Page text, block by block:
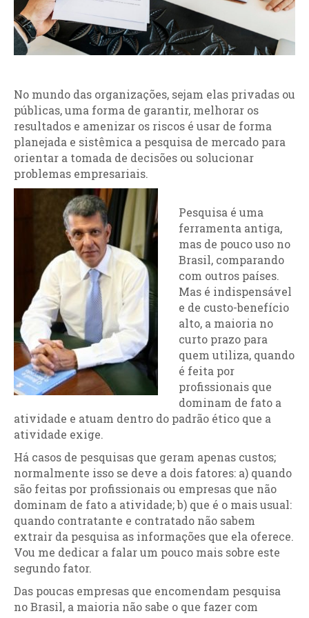
No mundo das organizações, sejam elas privadas ou
públicas, uma forma de garantir, melhorar os
resultados e amenizar os riscos é usar de forma
planejada e sistêmica a pesquisa de mercado para
orientar a tomada de decisões ou solucionar
problemas empresariais.
Pesquisa é uma
ferramenta antiga,
mas de pouco uso no
Brasil, comparando
com outros países.
Mas é indispensável
e de custo-benefício
alto, a maioria no
curto prazo para
quem utiliza, quando
é feita por
profissionais que
dominam de fato a
atividade e atuam dentro do padrão ético que a
atividade exige.
Há casos de pesquisas que geram apenas custos;
normalmente isso se deve a dois fatores: a) quando
são feitas por profissionais ou empresas que não
dominam de fato a atividade; b) que é o mais usual:
quando contratante e contratado não sabem
extrair da pesquisa as informações que ela oferece.
Vou me dedicar a falar um pouco mais sobre este
segundo fator.
Das poucas empresas que encomendam pesquisa
no Brasil, a maioria não sabe o que fazer com